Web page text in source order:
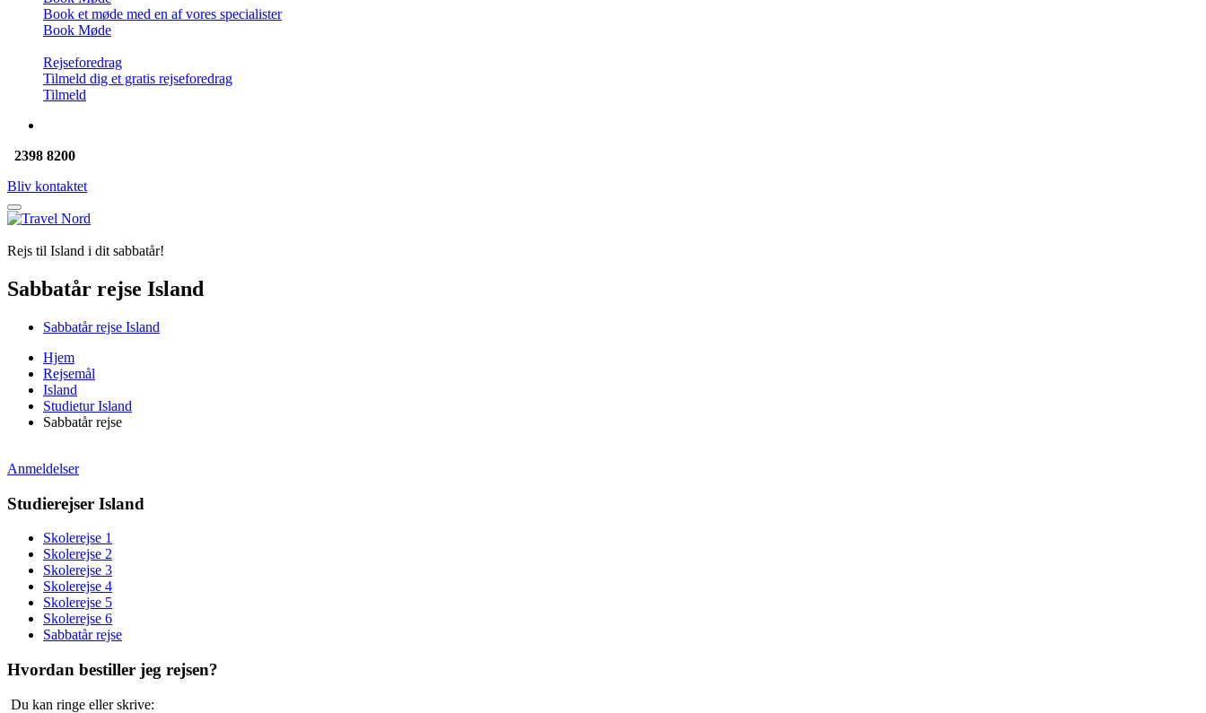
Book et møde med en af vores specialister
Book Møde
Rejseforedrag
Tilmeld dig et gratis rejseforedrag
Tilmeld
2398 8200
Bliv kontaktet
Rejs til Island i dit sabbatår!
Sabbatår rejse Island
Sabbatår rejse Island
Hjem
Rejsemål
Island
Studietur Island
Sabbatår rejse
Anmeldelser
Studierejser Island
Skolerejse 1
Skolerejse 2
Skolerejse 3
Skolerejse 4
Skolerejse 5
Skolerejse 6
Sabbatår rejse
Hvordan bestiller jeg rejsen?
Du kan ringe eller skrive: